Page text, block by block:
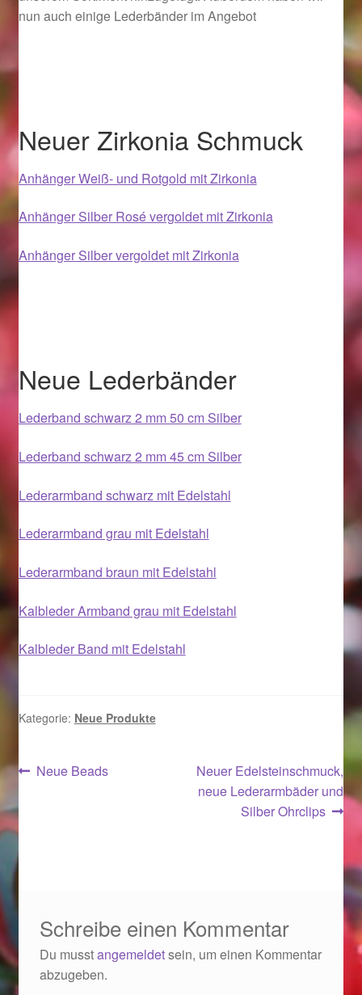
Geschenkideen für Weihnachten 2025
Halloween Schmuck online kaufen 2017
Im Gedenken an
Karneval 2015 – Schmuck zu Fasching & Co.
Karneval 2019 – Schmuck zu Fasching & Co.
Karneval 2020 – Schmuck zu Fasching & Co.
Kasse
Liefer- und Versandkosten
Magisches und Festliches zu Halloween
Magisches und Festliches zu Halloween 2022
Mein Konto
Ostergeschenke finden für Ostern 2017
Ostergeschenke finden für Ostern 2018
nun auch einige Lederbänder im Angebot
Neuer Zirkonia Schmuck
Anhänger Weiß- und Rotgold mit Zirkonia
Anhänger Silber Rosé vergoldet mit Zirkonia
Anhänger Silber vergoldet mit Zirkonia
Neue Lederbänder
Lederband schwarz 2 mm 50 cm Silber
Lederband schwarz 2 mm 45 cm Silber
Lederarmband schwarz mit Edelstahl
Lederarmband grau mit Edelstahl
Lederarmband braun mit Edelstahl
Kalbleder Armband grau mit Edelstahl
Kalbleder Band mit Edelstahl
Kategorie: Neue Produkte
Beitragsnavigation
Vorheriger
Neue Beads
Nächster
Beitrag:
Neuer Edelsteinschmuck,
neue Lederarmbäder und
Silber Ohrclips
Schreibe einen Kommentar
Du musstangemeldetsein, um einen Kommentar
abzugeben.